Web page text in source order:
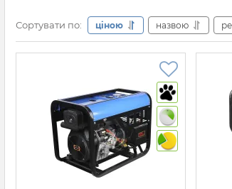
Сортувати по: ціною назвою